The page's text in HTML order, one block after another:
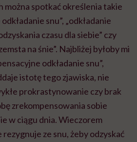
można spotkać określenia takie
snu”, „odkładanie
czasu dla siebie” czy
na śnie”. Najbliżej byłoby mi
odkładanie snu”,
istotę tego zjawiska, nie
prokrastynowanie czy brak
zrekompensowania sobie
w ciągu dnia. Wieczorem
rezygnuje ze snu, żeby odzyskać